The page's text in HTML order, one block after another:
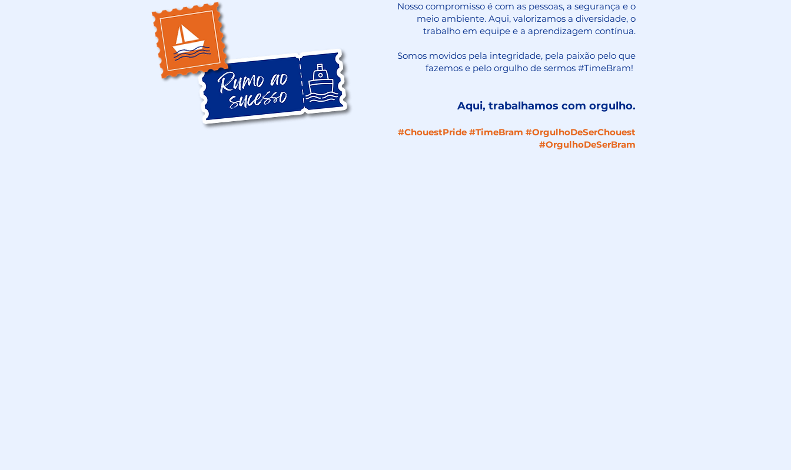
Nosso compromisso é com as pessoas, a segurança e o
meio ambiente. Aqui, valorizamos a diversidade, o
trabalho em equipe e a aprendizagem contínua.
Somos movidos pela integridade, pela paixão pelo que
fazemos e pelo orgulho de sermos #TimeBram!
Aqui, trabalhamos com orgulho.
#ChouestPride #TimeBram #OrgulhoDeSerChouest
#OrgulhoDeSerBram